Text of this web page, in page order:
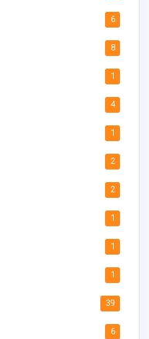
6
8
1
4
1
2
2
1
1
1
39
6